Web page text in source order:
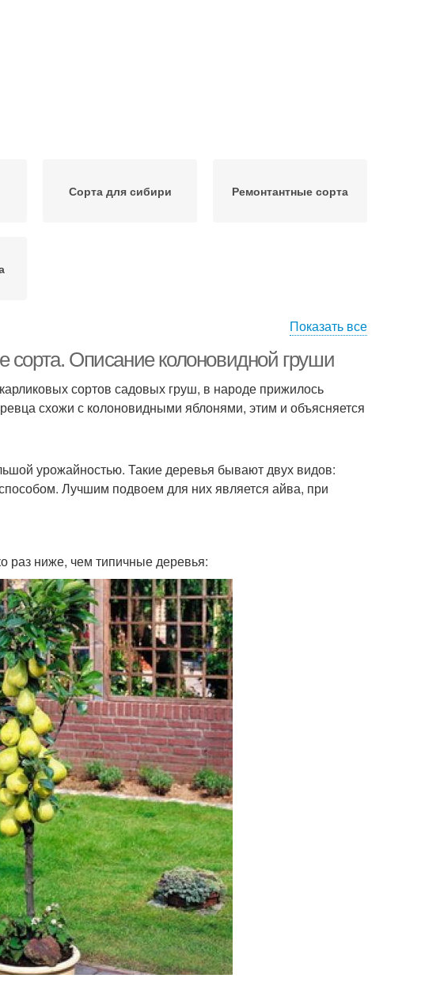
Сорта для сибири Ремонтантные сорта
Показать все
сорта. Описание колоновидной груши
сортов садовых груш, в народе прижилось
схожи с колоновидными яблонями, этим и объясняется
урожайностью. Такие деревья бывают двух видов:
Лучшим подвоем для них является айва, при
раз ниже, чем типичные деревья: